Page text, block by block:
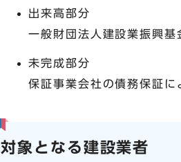
出来高部分
一般財団法人建設業振興
未完成部分
保証事業会社の債務保証に
対象となる建設業者